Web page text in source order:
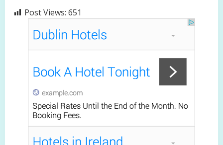
Post Views: 651